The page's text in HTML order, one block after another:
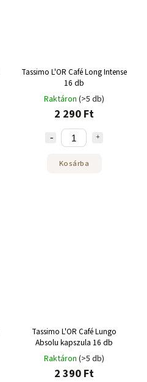
Tassimo L'OR Café Long Intense
16 db
Raktáron (>5 db)
2 290 Ft
Kosárba
Tassimo L'OR Café Lungo
Absolu kapszula 16 db
Raktáron (>5 db)
2 390 Ft